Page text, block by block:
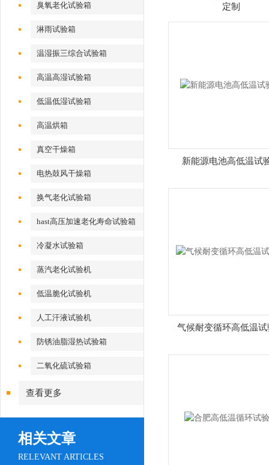
臭氧老化试验箱
淋雨试验箱
温湿振三综合试验箱
高温高湿试验箱
低温低湿试验箱
高温烘箱
真空干燥箱
电热鼓风干燥箱
换气老化试验箱
hast高压加速老化寿命试验箱
冷凝水试验箱
蒸汽老化试验机
低温脆化试验机
人工汗液试验机
防锈油脂湿热试验箱
二氧化硫试验箱
查看更多
相关文章
RELEVANT ARTICLES
定制
新能源电池高低温试
气候耐变循环高低温试